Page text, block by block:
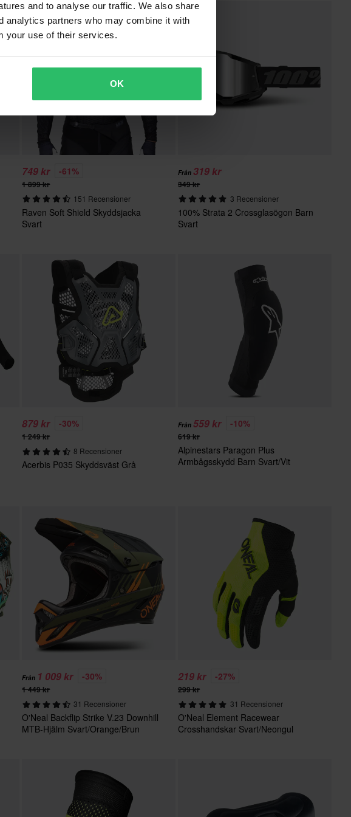
and to analyse our traffic. We also share
analytics partners who may combine it with
your use of their services.
OK
749 kr -61%
1 899 kr
151 Recensioner
Raven Soft Shield Skyddsjacka
Svart
Från 319 kr
349 kr
3 Recensioner
100% Strata 2 Crossglasögon Barn
Svart
879 kr -30%
1 249 kr
8 Recensioner
Acerbis P035 Skyddsväst Grå
Från559 kr -10%
619 kr
Alpinestars Paragon Plus
Armbågsskydd Barn Svart/Vit
Från 1 009 kr -30%
1 449 kr
31 Recensioner
O'Neal Backflip Strike V.23 Downhill
MTB-Hjälm Svart/Orange/Brun
219 kr -27%
299 kr
31 Recensioner
O'Neal Element Racewear
Crosshandskar Svart/Neongul